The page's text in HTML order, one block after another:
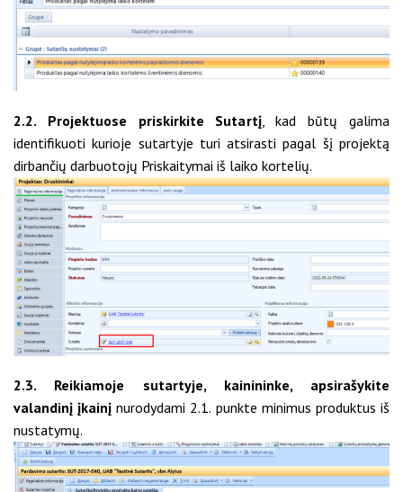
2.2. Projektuose priskirkite Sutartį, kad būtų galima
identifikuoti kurioje sutartyje turi atsirasti pagal šį projektą
dirbančių darbuotojų Priskaitymai iš laiko kortelių.
2.3. Reikiamoje sutartyje, kainininke, apsirašykite
valandinį įkainį nurodydami 2.1. punkte minimus produktus iš
nustatymų.